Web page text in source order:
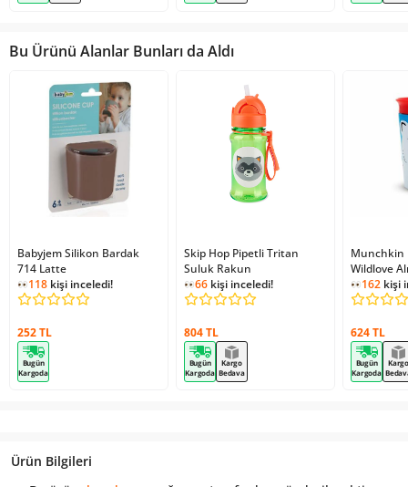
Bu Ürünü Alanlar Bunları da Aldı
Babyjem Silikon Bardak
714 Latte
118 kişi inceledi!
252 TL
Bugün
Kargoda
Skip Hop Pipetli Tritan
Suluk Rakun
66 kişi inceledi!
804 TL
Bugün
Kargoda
Kargo
Bedava
Munchkin
Wildlove
12 Ay+
162 kişi
624 TL
Bugün
Kargoda
Kargo
Ürün Bilgileri